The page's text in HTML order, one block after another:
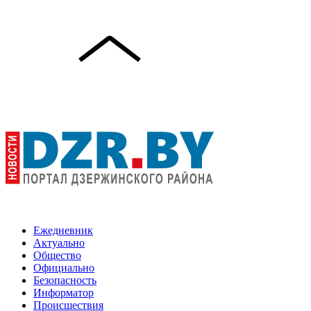
Ежедневник
Актуально
Общество
Официально
Безопасность
Информатор
Происшествия